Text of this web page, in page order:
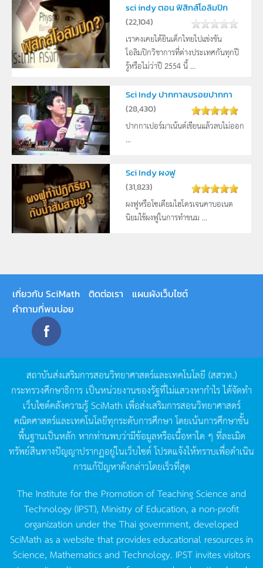
sci indy ตอน ฟิสิกส์โอลิมปิก
(22,104)
เราคงเคยได้ยินเด็กไทยไปแข่งขัน
โอลิมปิกวิชาการที่ต่างประเทศกันทุกปี
รู้หรือไม่ว่าปี 2554 นี้ ...
Sci Indy ปากกาลบรอยปากกา
(28,430)
ปากกาเปอร์มาเน้นต์เขียนแล้วลบไม่ออก
...
Sci Indy ผงฟู
(31,823)
ผงฟูหรือโซเดียมไฮโดรเจนคาบอเนต
นิยมใช้ผงฟูในการทำขนม ...
เกี่ยวกับ SciMath ติดต่อเรา
แผนผังเว็บไซต์
คำถามที่พบบ่อย
สถาบันส่งเสริมการสอนวิทยาศาสตร์และเทคโนโลยี (สสวท.)
กระทรวงศึกษาธิการ เป็นหน่วยงานของรัฐที่ไม่แสวงหากำไรได้จัดทำ
เว็บไซต์คลังความรู้SciMath เพื่อส่งเสริมการสอนวิทยาศาสตร์
คณิตศาสตร์และเทคโนโลยีทุกระดับการศึกษา โดยเน้นการศึกษาขั้น
พื้นฐานเป็นหลัก หากท่านพบว่ามีข้อมูลหรือเนื้อหาใด ๆ ที่ละเมิด
ทรัพย์สินทางปัญญาปรากฏอยู่ในเว็บไซต์โปรดแจ้งให้ทราบเพื่อดำเนิน
การแก้ปัญหาดังกล่าวโดยเร็วที่สุด
The Institute for the Promotion of Teaching Science and
Technology (IPST), Ministry of Education, a non-profit
organization under the Thai government, developed
SciMath as a website that provides educational resources in
Science, Mathematics and Technology. IPST invites visitors